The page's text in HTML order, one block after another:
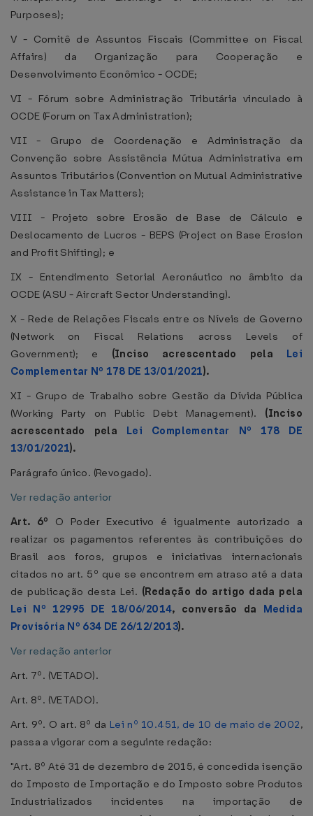
Purposes);
V - Comitê de Assuntos Fiscais (Committee on Fiscal
Affairs) da Organização para Cooperação e
Desenvolvimento Econômico - OCDE;
VI - Fórum sobre Administração Tributária vinculado à
OCDE (Forum on Tax Administration);
VII - Grupo de Coordenação e Administração da
Convenção sobre Assistência Mútua Administrativa em
Assuntos Tributários (Convention on Mutual Administrative
Assistance in Tax Matters);
VIII - Projeto sobre Erosão de Base de Cálculo e
Deslocamento de Lucros - BEPS (Project on Base Erosion
and Profit Shifting); e
IX - Entendimento Setorial Aeronáutico no âmbito da
OCDE (ASU - Aircraft Sector Understanding).
X - Rede de Relações Fiscais entre os Níveis de Governo
(Network on Fiscal Relations across Levels of
Government); e (Inciso acrescentado pela Lei
Complementar Nº 178 DE 13/01/2021).
XI - Grupo de Trabalho sobre Gestão da Dívida Pública
(Working Party on Public Debt Management). (Inciso
acrescentado pela Lei Complementar Nº 178 DE
13/01/2021).
Parágrafo único. (Revogado).
Ver redação anterior
Art. 6º O Poder Executivo é igualmente autorizado a
realizar os pagamentos referentes às contribuições do
Brasil aos foros, grupos e iniciativas internacionais
citados no art. 5º que se encontrem em atraso até a data
de publicação desta Lei. (Redação do artigo dada pela
Lei Nº 12995 DE 18/06/2014, conversão da Medida
Provisória Nº 634 DE 26/12/2013).
Ver redação anterior
Art. 7º. (VETADO).
Art. 8º. (VETADO).
Art. 9º. O art. 8º da Lei nº 10.451, de 10 de maio de 2002,
passa a vigorar com a seguinte redação:
"Art. 8º Até 31 de dezembro de 2015, é concedida isenção
do Imposto de Importação e do Imposto sobre Produtos
Industrializados incidentes na importação de